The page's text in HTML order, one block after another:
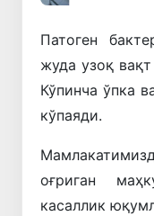
Патоген
жуда узоқ
Кўпинча ўпка
кўпаяди.
оғриган
касаллик